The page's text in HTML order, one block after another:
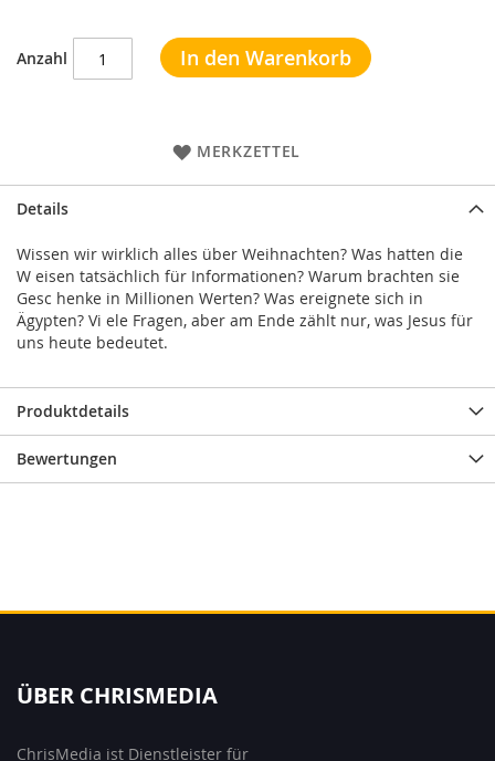
Anzahl In den Warenkorb
MERKZETTEL
Details
Wissen wir wirklich alles über Weihnachten? Was hatten die
W eisen tatsächlich für Informationen? Warum brachten sie
Gesc henke in Millionen Werten? Was ereignete sich in
Ägypten? Vi ele Fragen, aber am Ende zählt nur, was Jesus für
uns heute bedeutet.
Produktdetails
Bewertungen
ÜBER CHRISMEDIA
ChrisMedia ist Dienstleister für